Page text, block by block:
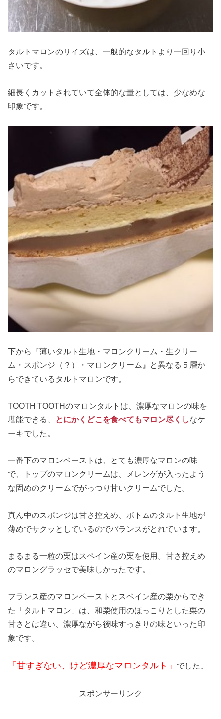
タルトマロンのサイズは、一般的なタルトより一回り小
さいです。
細長くカットされていて全体的な量としては、少なめな
印象です。
下から『薄いタルト生地・マロンクリーム・生クリー
ム・スポンジ（？）・マロンクリーム』と異なる５層か
らできているタルトマロンです。
TOOTH TOOTHのマロンタルトは、濃厚なマロンの味を
堪能できる、 とにかくどこを食べてもマロン尽くしなケ
ーキでした。
一番下のマロンペーストは、とても濃厚なマロンの味
で、トップのマロンクリームは、メレンゲが入ったよう
な固めのクリームでがっつり甘いクリームでした。
真ん中のスポンジは甘さ控えめ、ボトムのタルト生地が
薄めでサクッとしているのでバランスがとれています。
まるまる一粒の栗はスペイン産の栗を使用。甘さ控えめ
のマロングラッセで美味しかったです。
フランス産のマロンペーストとスペイン産の栗からでき
た「タルトマロン」は、和栗使用のほっこりとした栗の
甘さとは違い、濃厚ながら後味すっきりの味といった印
象です。
「甘すぎない、けど濃厚なマロンタルト」 でした。
スポンサーリンク